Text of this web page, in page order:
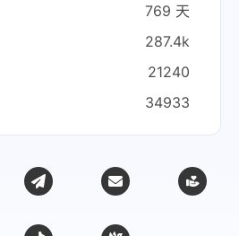
769 天
287.4k
21240
34933